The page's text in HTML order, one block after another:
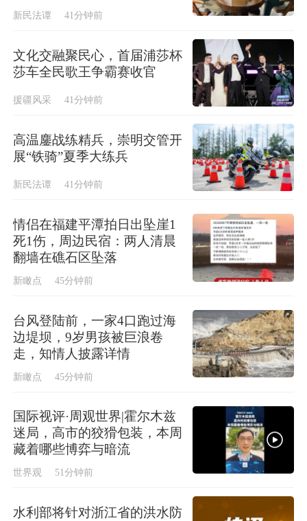
新民法谭 41分钟前
文化交融聚民心，首届浦莎杯
莎车全民歌王争霸赛收官
援疆风采 41分钟前
高温鏖战练精兵，崇明交管开
展“铁骑”夏季大练兵
新民法谭 41分钟前
情侣在福建平潭拍日出坠崖1
死1伤，周边民宿：两人清晨
翻墙在礁石区坠落
新瞰点 45分钟前
台风登陆前，一家4口跑过海
边堤坝，9岁男孩被巨浪卷
走，知情人披露详情
新瞰点 45分钟前
国际视评·周观世界|霍尔木兹
迷局，高市的狡猾包装，本周
藏着哪些博弈与暗流
世界观 51分钟前
水利部将针对浙江省的洪水防